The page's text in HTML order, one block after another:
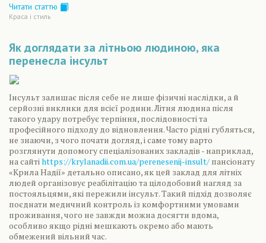
Читати статтю
Краса і стиль
Як доглядати за літньою людиною, яка
перенесла інсульт
Інсульт залишає після себе не лише фізичні наслідки, а й
серйозні виклики для всієї родини. Літня людина після
такого удару потребує терпіння, послідовності та
професійного підходу до відновлення. Часто рідні губляться,
не знаючи, з чого почати догляд, і саме тому варто
розглянути допомогу спеціалізованих закладів - наприклад,
на сайтіhttps://krylanadii.com.ua/perenesenij-insult/ пансіонату
«Крила Надії» детально описано, як цей заклад для літніх
людей організовує реабілітацію та цілодобовий нагляд за
постояльцями, які пережили інсульт. Такий підхід дозволяє
поєднати медичний контроль із комфортними умовами
проживання, чого не завжди можна досягти вдома,
особливо якщо рідні мешкають окремо або мають
обмежений вільний час.